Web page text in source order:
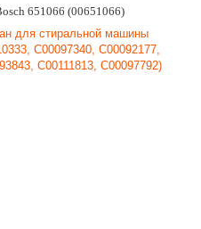
651066 (00651066)